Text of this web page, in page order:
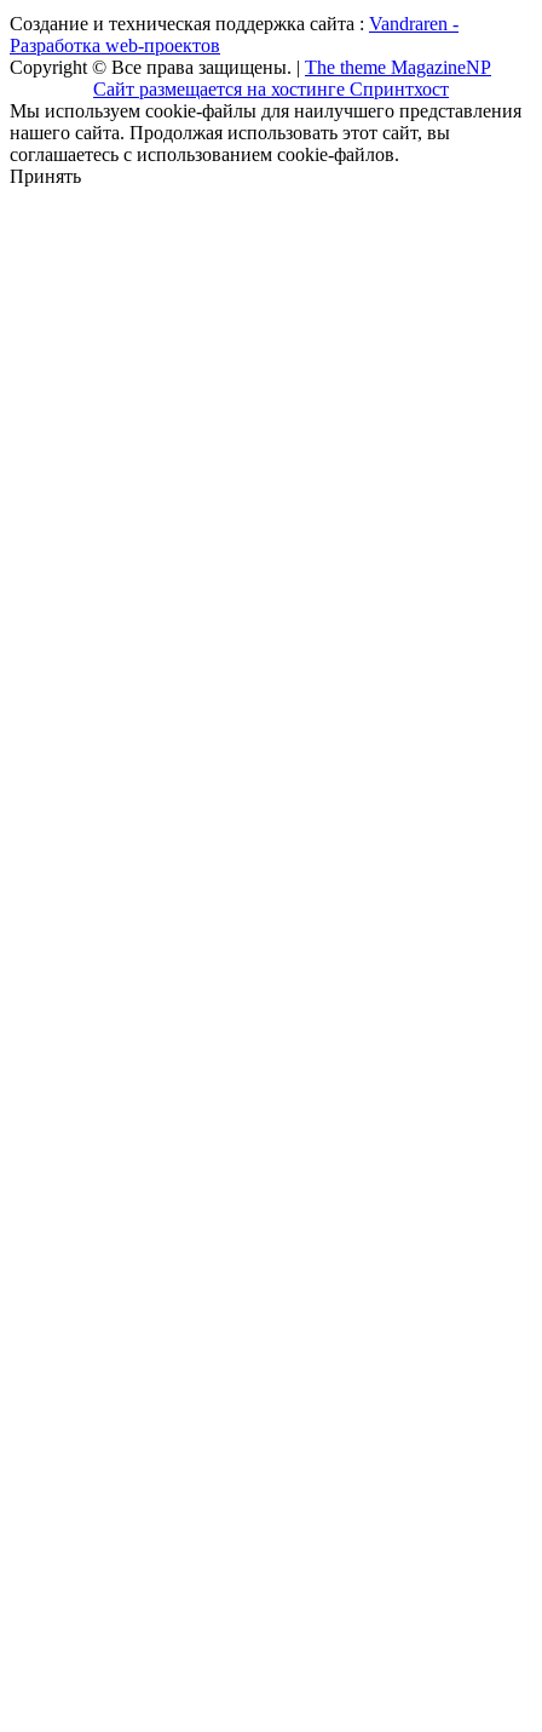
Создание и техническая поддержка сайта : Vandraren -
Разработка web-проектов
Copyright © Все права защищены. | The theme MagazineNP
Сайт размещается на хостинге Спринтхост
Мы используем cookie-файлы для наилучшего представления
нашего сайта. Продолжая использовать этот сайт, вы
соглашаетесь с использованием cookie-файлов.
Принять